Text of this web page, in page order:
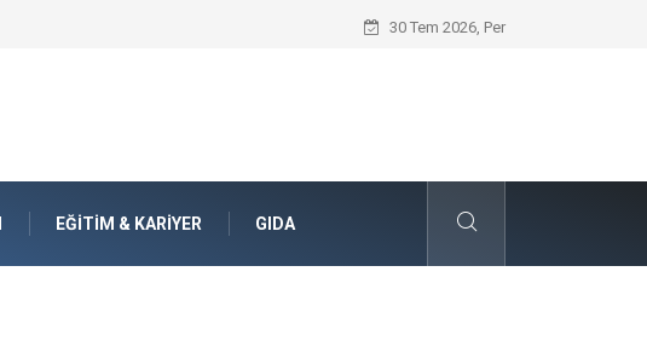
Bohem Ev Dekoru Nedir?
30 Tem 2026, Per
EĞITIM & KARIYER GIDA